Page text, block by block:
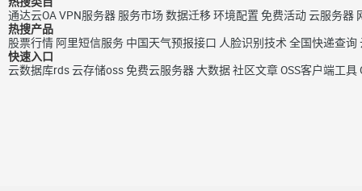
通达云OAVPN服务器 服务市场数据迁移环境配置 免费活动云服务器
热搜产品
股票行情 阿里短信服务 中国天气预报接口 人脸识别技术 全国快递查询
快速入口
云数据库rds云存储oss免费云服务器大数据社区文章OSS客户端工具